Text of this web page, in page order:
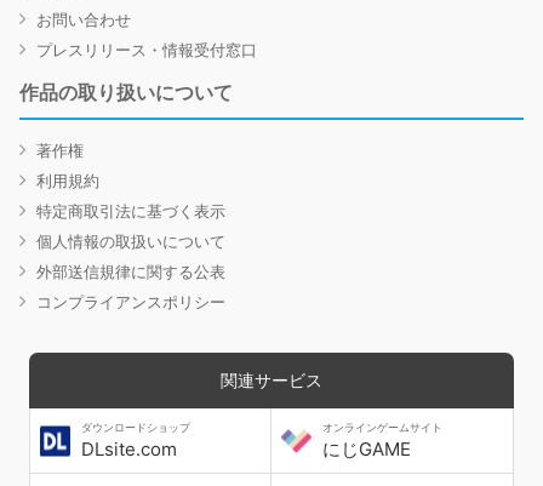
お問い合わせ
プレスリリース・情報受付窓口
作品の取り扱いについて
著作権
利用規約
特定商取引法に基づく表示
個人情報の取扱いについて
外部送信規律に関する公表
コンプライアンスポリシー
関連サービス
ダウンロードショップ
DLsite.com
オンラインゲームサイト
にじGAME